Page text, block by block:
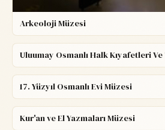
Arkeoloji Müzesi
Uluumay Osmanlı Halk Kıyafetleri
17. Yüzyıl Osmanlı Evi Müzesi
Kur'an ve El Yazmaları Müzesi